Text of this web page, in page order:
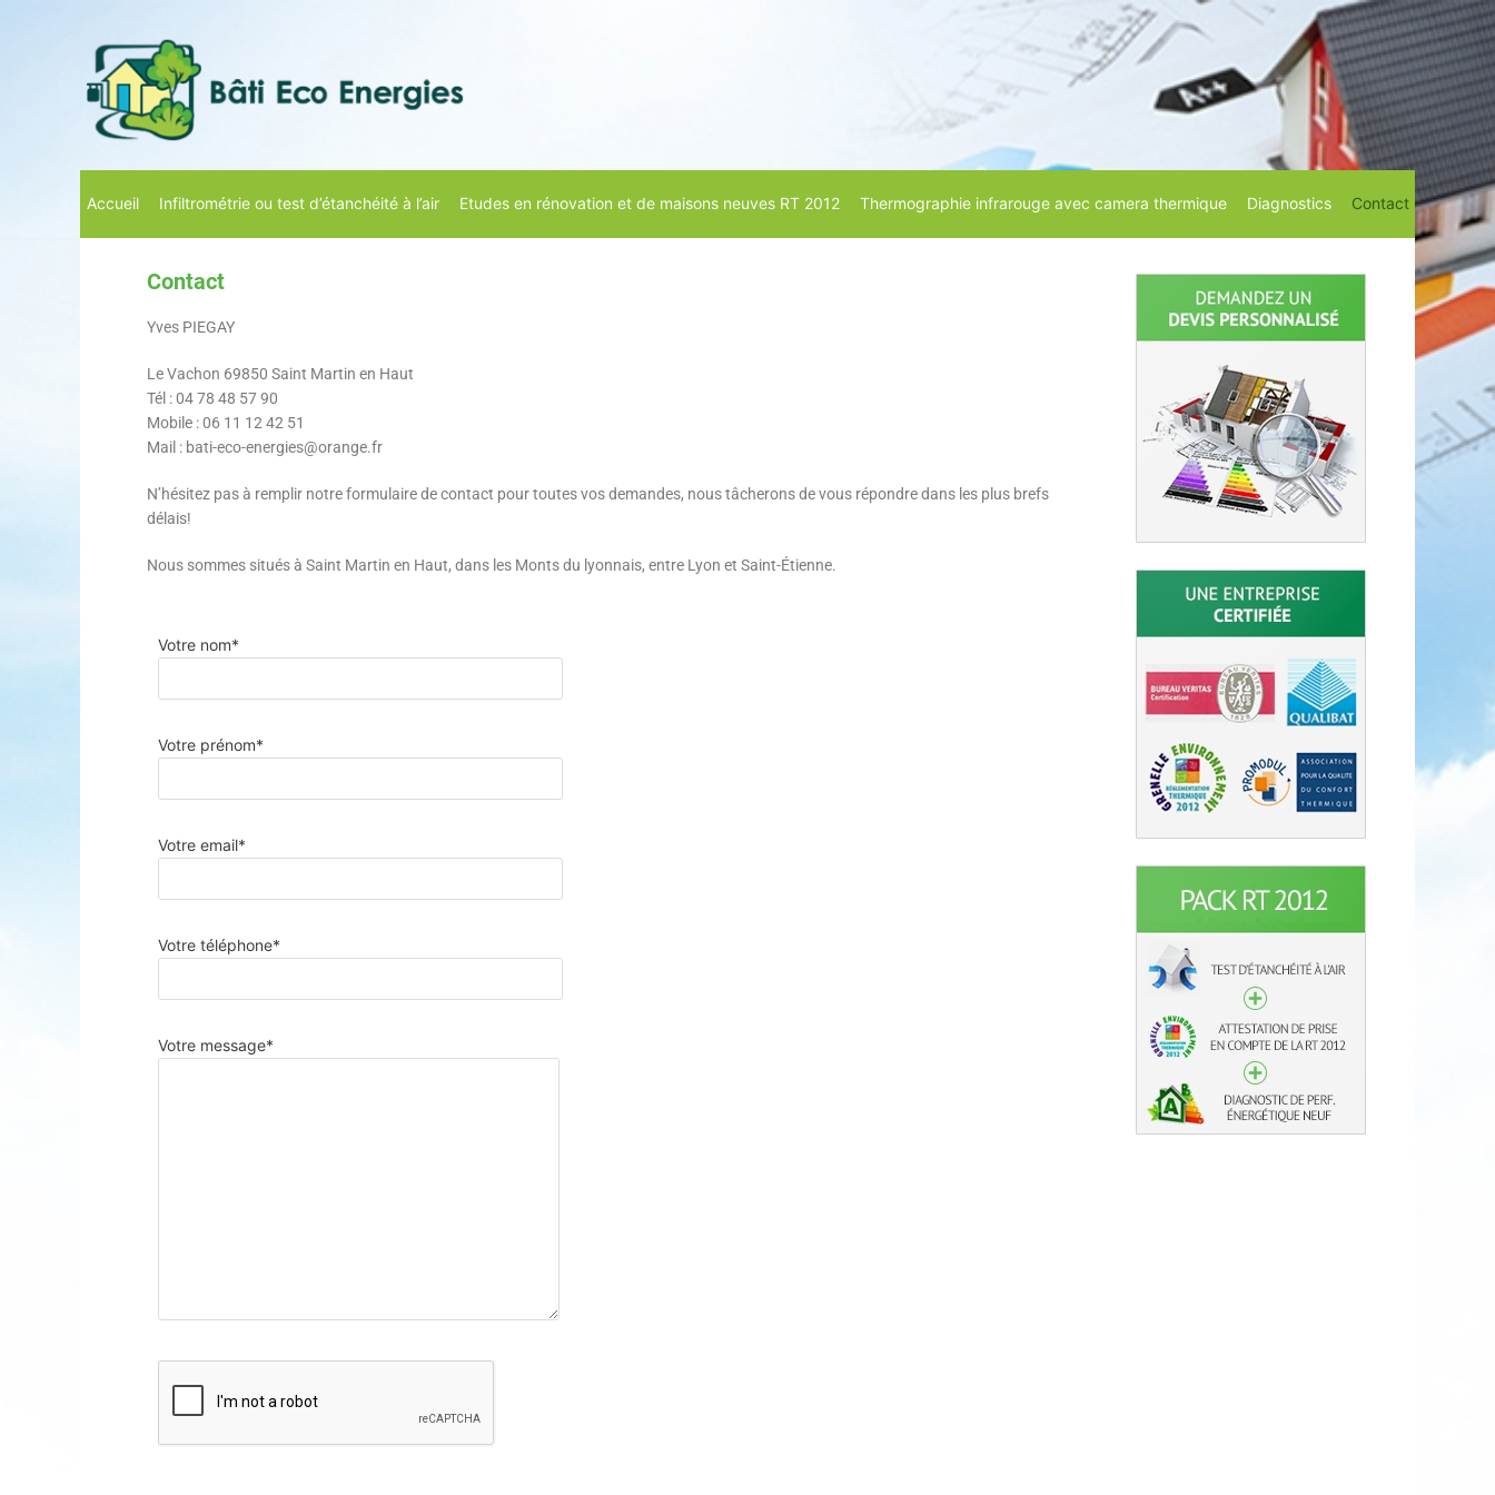
Accueil Infiltrométrie ou test d’étanchéité à l’air Etudes en rénovation et de maisons neuves RT 2012 Thermographie infrarouge avec camera thermique Diagnostics Contact
Contact
Yves PIEGAY
Le Vachon 69850 Saint Martin en Haut
Tél : 04 78 48 57 90
Mobile : 06 11 12 42 51
Mail : bati-eco-energies@orange.fr
N’hésitez pas à remplir notre formulaire de contact pour toutes vos demandes, nous tâcherons de vous répondre dans les plus brefs
délais!
Nous sommes situés à Saint Martin en Haut, dans les Monts du lyonnais, entre Lyon et Saint-Étienne.
Votre nom*
Votre prénom*
Votre email*
Votre téléphone*
Votre message*